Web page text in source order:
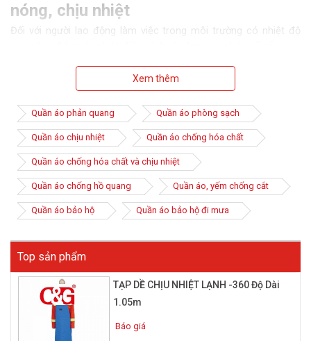
nóng, chịu nhiệt
Đối với người lao động làm việc trong môi trường có nhiệt độ
luyện kim, nơi mà nhiệt độ cao, có lửa rất nguy hiểm đến sức
khỏe và tính mạng.
Để tránh bị bỏng da khi tiếp xúc với lửa, nhiệt độ cao tỏa ra từ
kim loại nung chảy, việc trang bị quần áo bảo hộ chịu nhiệt rất
cần thiết. Đây là trang bị không thể thiếu đối với họ. Vừa có tác
dụng bảo vệ cơ thể vừa tạo sự an tâm khi làm việc, mang lại
hiệu quả cao hơn.
Xem thêm
Quần áo phản quang Quần áo phòng sạch
Quần áo chịu nhiệt Quần áo chống hóa chất
Quần áo chống hóa chất và chịu nhiệt
Quần áo chống hồ quang Quần áo, yếm chống cắt
Quần áo bảo hộ Quần áo bảo hộ đi mưa
Top sản phẩm
TẠP DỀ CHỊU NHIỆT LẠNH -360 Độ Dài
1.05m
Báo giá